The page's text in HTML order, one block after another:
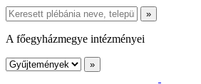
A főegyházmegye intézményei